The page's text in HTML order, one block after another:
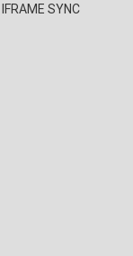
IFRAME SYNC